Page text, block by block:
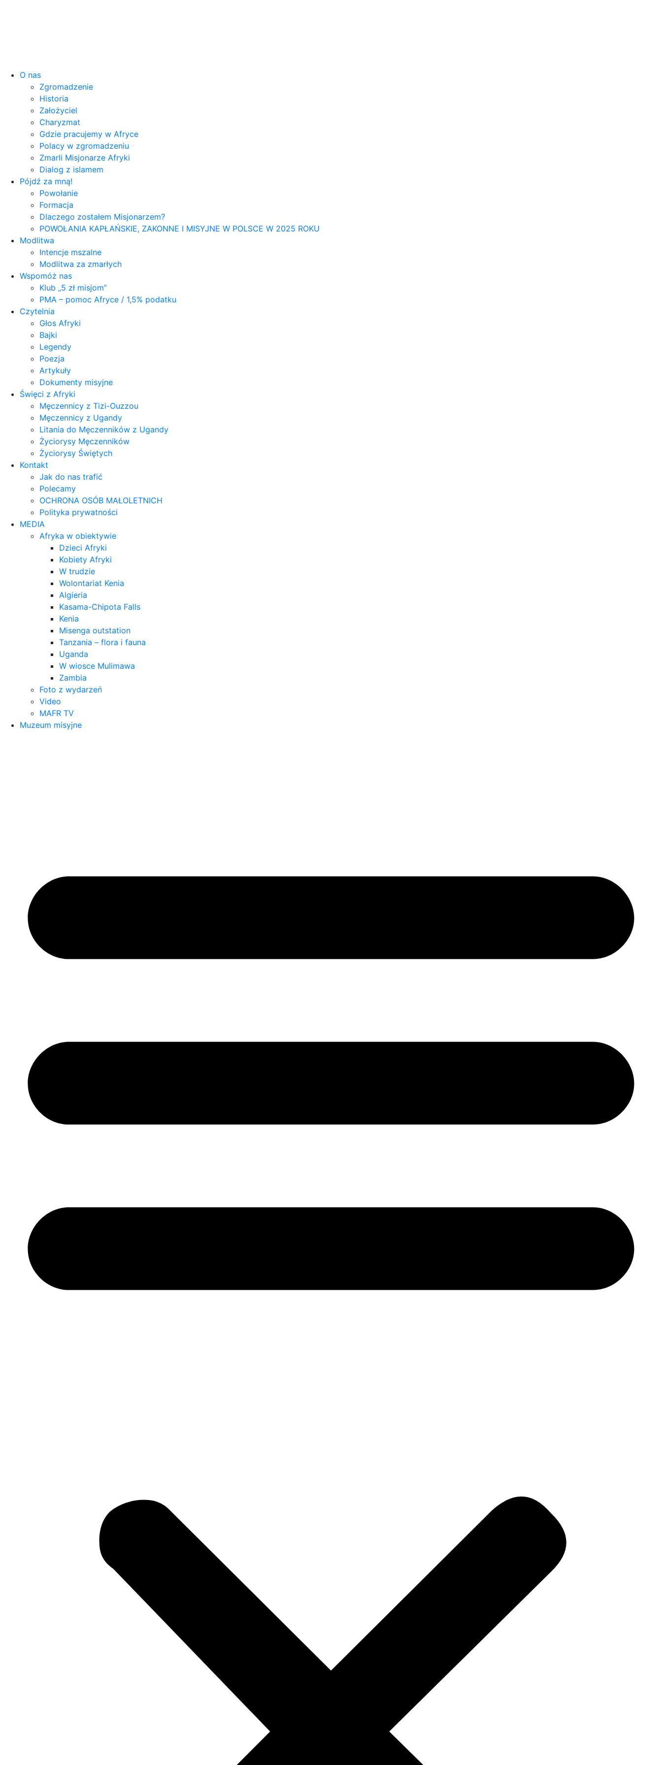
O nas
Zgromadzenie
Historia
Założyciel
Charyzmat
Gdzie pracujemy w Afryce
Polacy w zgromadzeniu
Zmarli Misjonarze Afryki
Dialog z islamem
Pójdź za mną!
Powołanie
Formacja
Dlaczego zostałem Misjonarzem?
POWOŁANIA KAPŁAŃSKIE, ZAKONNE I MISYJNE W POLSCE W 2025 ROKU
Modlitwa
Intencje mszalne
Modlitwa za zmarłych
Wspomóż nas
Klub „5 zł misjom”
PMA – pomoc Afryce / 1,5% podatku
Czytelnia
Głos Afryki
Bajki
Legendy
Poezja
Artykuły
Dokumenty misyjne
Święci z Afryki
Męczennicy z Tizi-Ouzzou
Męczennicy z Ugandy
Litania do Męczenników z Ugandy
Życiorysy Męczenników
Życiorysy Świętych
Kontakt
Jak do nas trafić
Polecamy
OCHRONA OSÓB MAŁOLETNICH
Polityka prywatności
MEDIA
Afryka w obiektywie
Dzieci Afryki
Kobiety Afryki
W trudzie
Wolontariat Kenia
Algieria
Kasama-Chipota Falls
Kenia
Misenga outstation
Tanzania – flora i fauna
Uganda
W wiosce Mulimawa
Zambia
Foto z wydarzeń
Video
MAFR TV
Muzeum misyjne